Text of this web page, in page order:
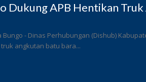
Dukung APB Hentikan
Bungo - Dinas Perhubungan (Dishub)
angkutan batu bara...